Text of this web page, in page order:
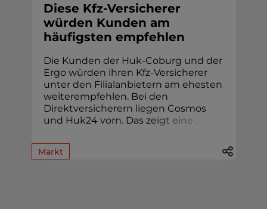
Diese Kfz-Versicherer
würden Kunden am
häufigsten empfehlen
Die Kunden der Huk-Coburg und der
Ergo würden ihren Kfz-Versicherer
unter den Filialanbietern am ehesten
weiterempfehlen. Bei den
Direktversicherern liegen Cosmos
und Huk24 vorn. Das zeigt eine
Markt